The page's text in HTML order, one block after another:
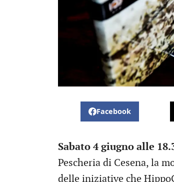
Facebook
Sabato 4 giugno alle
Pescheria di Cesena, la
delle iniziative che